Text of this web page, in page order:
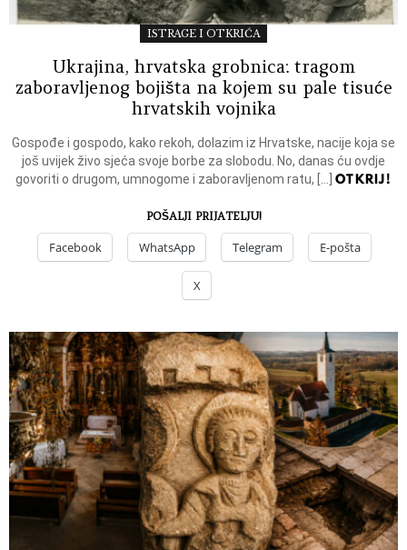
ISTRAGE I OTKRIĆA
Ukrajina, hrvatska grobnica: tragom
zaboravljenog bojišta na kojem su pale tisuće
hrvatskih vojnika
Gospođe i gospodo, kako rekoh, dolazim iz Hrvatske, nacije koja se
još uvijek živo sjeća svoje borbe za slobodu. No, danas ću ovdje
govoriti o drugom, umnogome i zaboravljenom ratu, […] OTKRIJ!
POŠALJI PRIJATELJU!
Facebook WhatsApp Telegram E-pošta
X